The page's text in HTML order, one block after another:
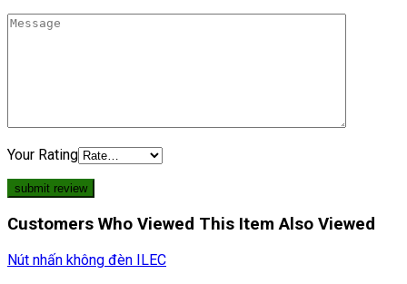
Your Rating
Customers Who Viewed This Item Also Viewed
Nút nhấn không đèn ILEC